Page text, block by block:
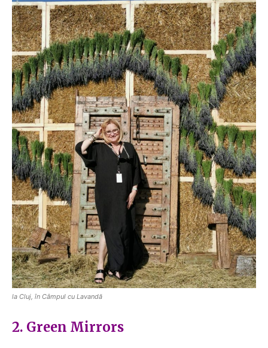
la Cluj, în Câmpul cu Lavandă
2. Green Mirrors